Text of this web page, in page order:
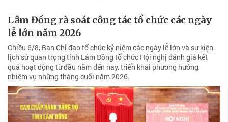
Lâm Đồng rà soát công tác tổ chức các ngày
lễ lớn năm 2026
Chiều 6/8, Ban Chỉ đạo tổ chức kỷ niệm các ngày lễ lớn và sự kiện
lịch sử quan trọng tỉnh Lâm Đồng tổ chức Hội nghị đánh giá kết
quả hoạt động từ đầu năm đến nay, triển khai phương hướng,
nhiệm vụ những tháng cuối năm 2026.